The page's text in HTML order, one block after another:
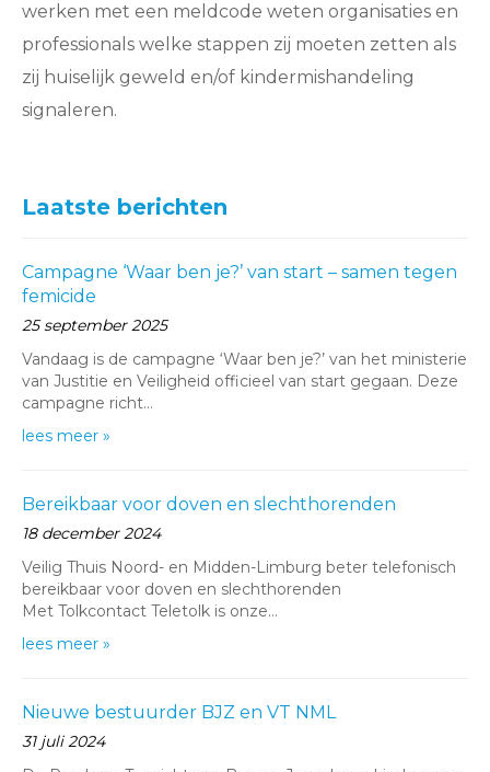
werken met een meldcode weten organisaties en
professionals welke stappen zij moeten zetten als
zij huiselijk geweld en/of kindermishandeling
signaleren.
Laatste berichten
Campagne ‘Waar ben je?’ van start – samen tegen
femicide
25 september 2025
Vandaag is de campagne ‘Waar ben je?’ van het ministerie
van Justitie en Veiligheid officieel van start gegaan. Deze
campagne richt…
lees meer »
Bereikbaar voor doven en slechthorenden
18 december 2024
Veilig Thuis Noord- en Midden-Limburg beter telefonisch
bereikbaar voor doven en slechthorenden
Met Tolkcontact Teletolk is onze…
lees meer »
Nieuwe bestuurder BJZ en VT NML
31 juli 2024